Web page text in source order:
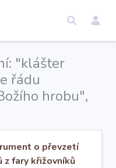
"klášter
řádu
hrobu",
o převzetí
z fary křižovníků